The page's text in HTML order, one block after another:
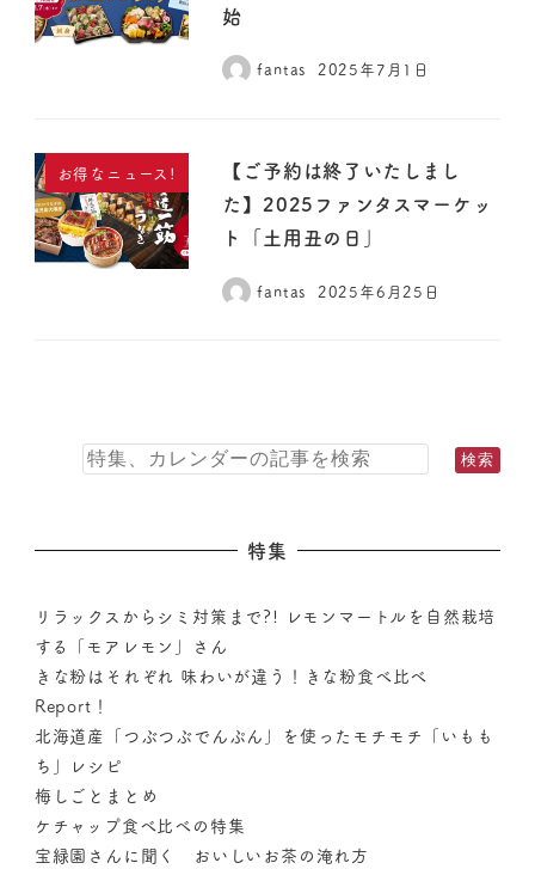
始
fantas 2025年7月1日
お得なニュース!
【ご予約は終了いたしまし
た】2025ファンタスマーケッ
ト「土用丑の日」
fantas 2025年6月25日
特集
リラックスからシミ対策まで?! レモンマートルを自然栽培
する「モアレモン」さん
きな粉はそれぞれ 味わいが違う！きな粉食べ比べ
Report！
北海道産「つぶつぶでんぷん」を使ったモチモチ「いもも
ち」レシピ
梅しごとまとめ
ケチャップ食べ比べの特集
宝緑園さんに聞く おいしいお茶の淹れ方